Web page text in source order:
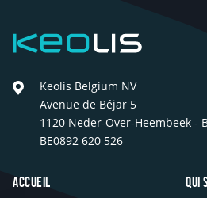
Keolis
Keolis Belgium NV
Avenue de Béjar 5
1120 Neder-Over-Heembeek -
BE0892 620 526
Footer
Accueil
Qui